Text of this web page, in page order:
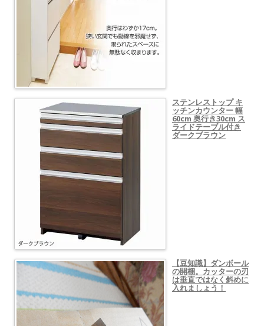
ステンレストップ キ
ッチンカウンター 幅
60cm 奥行き30cm ス
ライドテーブル付き
ダークブラウン
【豆知識】ダンボール
の開梱。カッターの刃
は垂直ではなく斜めに
入れましょう！